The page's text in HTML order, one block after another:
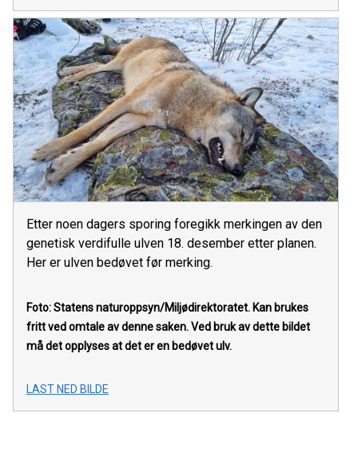
Etter noen dagers sporing foregikk merkingen av den
genetisk verdifulle ulven 18. desember etter planen.
Her er ulven bedøvet før merking.
Foto: Statens naturoppsyn/Miljødirektoratet. Kan brukes
fritt ved omtale av denne saken. Ved bruk av dette bildet
må det opplyses at det er en bedøvet ulv.
LAST NED BILDE